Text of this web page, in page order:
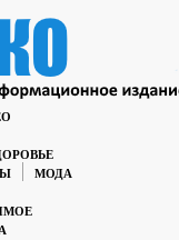
МОДА